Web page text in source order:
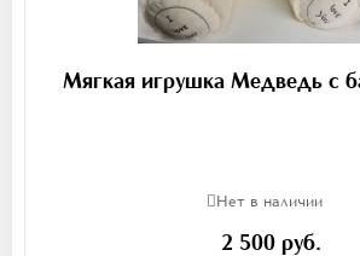
Мягкая игрушка Медведь с
Нет в наличии
2 500 руб.